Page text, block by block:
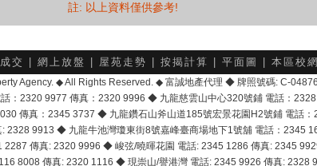
註: 以上資料僅供參考!
交 網上放盤 屋苑走勢 按揭計算 平面圖 本區校網
Agency. ◆ All Rights Reserved. ◆ 富誠地產代理 ◆ 牌照號碼: C-
：2320 9977 傳真：2320 9996 ◆ 九龍慈雲山中心320號鋪 電話：
傳真：2345 3737 ◆ 九龍鑽石山斧山道185號宏景花園H2號鋪 電話
2328 9913 ◆ 九龍牛池灣瓊東街8號嘉峰臺商場地下1號舖 電話：2345
傳真: 2320 9996 ◆ 峻弦/曉暉花園 電話: 2345 1286 傳真: 2345
8008 傳真: 2320 1116 ◆ 現崇山/譽港灣 電話: 2345 9926 傳真: